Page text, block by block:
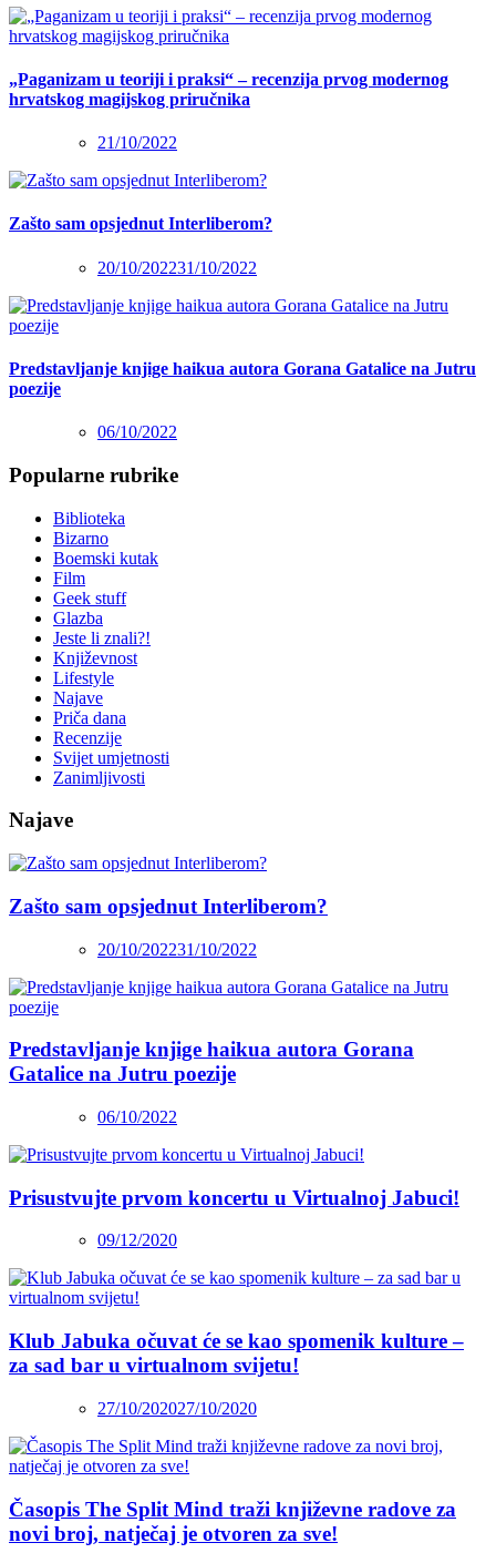
„Paganizam u teoriji i praksi“ – recenzija prvog modernog
hrvatskog magijskog priručnika
21/10/2022
Zašto sam opsjednut Interliberom?
20/10/202231/10/2022
Predstavljanje knjige haikua autora Gorana Gatalice na Jutru
poezije
06/10/2022
Popularne rubrike
Biblioteka
Bizarno
Boemski kutak
Film
Geek stuff
Glazba
Jeste li znali?!
Književnost
Lifestyle
Najave
Priča dana
Recenzije
Svijet umjetnosti
Zanimljivosti
Najave
Zašto sam opsjednut Interliberom?
20/10/202231/10/2022
Predstavljanje knjige haikua autora Gorana
Gatalice na Jutru poezije
06/10/2022
Prisustvujte prvom koncertu u Virtualnoj Jabuci!
09/12/2020
Klub Jabuka očuvat će se kao spomenik kulture –
za sad bar u virtualnom svijetu!
27/10/202027/10/2020
Časopis The Split Mind traži književne radove za
novi broj, natječaj je otvoren za sve!